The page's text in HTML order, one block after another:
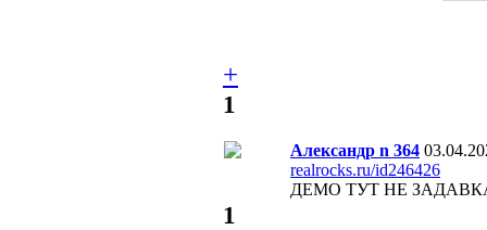
+
1
Александр n 364
realrocks.ru/id246426
ДЕМО ТУТ НЕ
1